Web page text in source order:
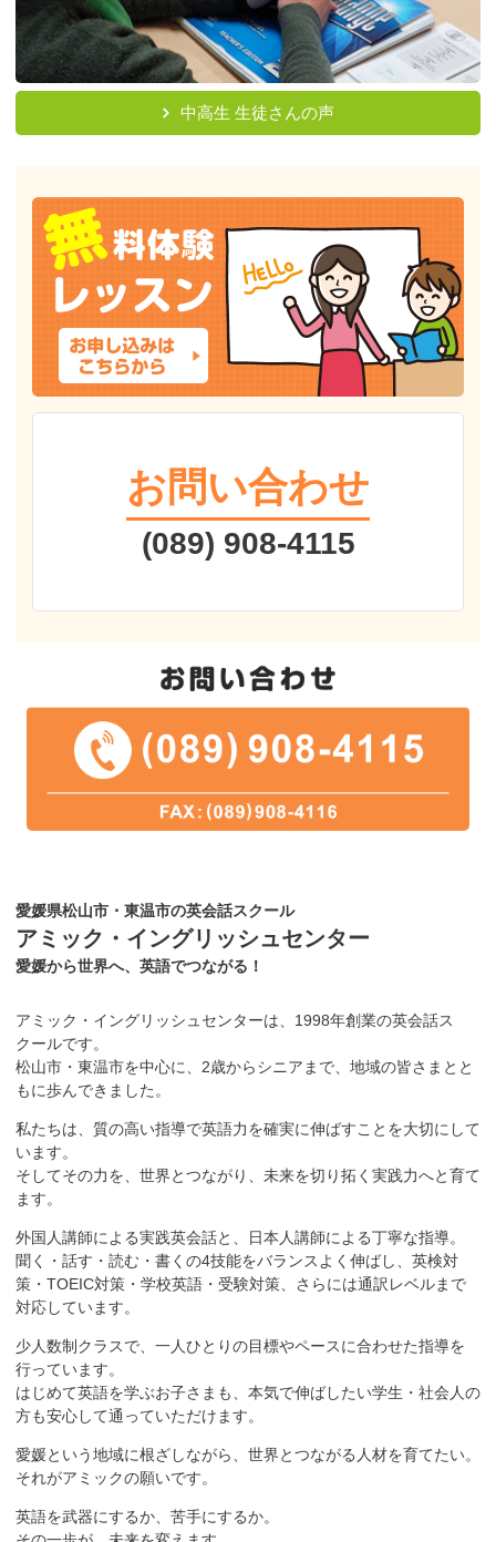
中高生 生徒さんの声
お問い合わせ
(089) 908-4115
愛媛県松山市・東温市の英会話スクール
アミック・イングリッシュセンター
愛媛から世界へ、英語でつながる！
アミック・イングリッシュセンターは、1998年創業の英会話ス
クールです。
松山市・東温市を中心に、2歳からシニアまで、地域の皆さまとと
もに歩んできました。
私たちは、質の高い指導で英語力を確実に伸ばすことを大切にして
います。
そしてその力を、世界とつながり、未来を切り拓く実践力へと育て
ます。
外国人講師による実践英会話と、日本人講師による丁寧な指導。
聞く・話す・読む・書くの4技能をバランスよく伸ばし、英検対
策・TOEIC対策・学校英語・受験対策、さらには通訳レベルまで
対応しています。
少人数制クラスで、一人ひとりの目標やペースに合わせた指導を
行っています。
はじめて英語を学ぶお子さまも、本気で伸ばしたい学生・社会人の
方も安心して通っていただけます。
愛媛という地域に根ざしながら、世界とつながる人材を育てたい。
それがアミックの願いです。
英語を武器にするか、苦手にするか。